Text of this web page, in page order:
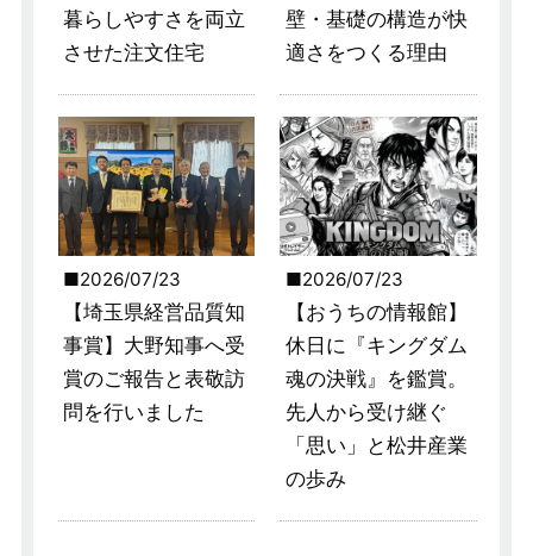
暮らしやすさを両立
させた注文住宅
壁・基礎の構造が快
適さをつくる理由
2026/07/23
【埼玉県経営品質知
事賞】大野知事へ受
賞のご報告と表敬訪
問を行いました
2026/07/23
【おうちの情報館】
休日に『キングダム
魂の決戦』を鑑賞。
先人から受け継ぐ
「思い」と松井産業
の歩み